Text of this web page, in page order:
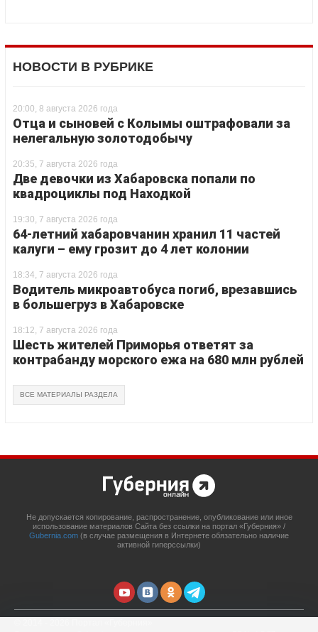
НОВОСТИ В РУБРИКЕ
20:00, 8 августа 2026 года
Отца и сыновей с Колымы оштрафовали за
нелегальную золотодобычу
20:35, 7 августа 2026 года
Две девочки из Хабаровска попали по
квадроциклы под Находкой
19:30, 7 августа 2026 года
64-летний хабаровчанин хранил 11 частей
калуги – ему грозит до 4 лет колонии
18:34, 7 августа 2026 года
Водитель микроавтобуса погиб, врезавшись
в большегруз в Хабаровске
18:12, 7 августа 2026 года
Шесть жителей Приморья ответят за
контрабанду морского ежа на 680 млн рублей
ВСЕ МАТЕРИАЛЫ РАЗДЕЛА
Не допускается копирование, распространение, опубликование или иное
использование материалов Сайта без ссылки на портал «Губерния» /
Gubernia.com (в случае размещения в Интернете обязательно наличие
активной гиперссылки)